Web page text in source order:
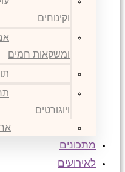
וקינוחים
ומשקאות חמים
ויוגורטים
מתכונים
לאירועים